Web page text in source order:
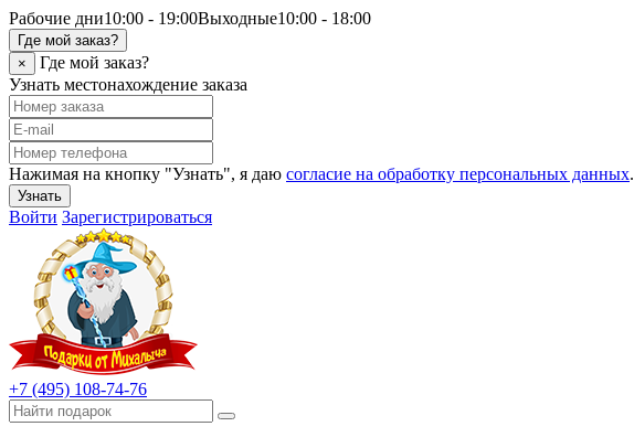
Рабочие дни10:00 - 19:00Выходные10:00 - 18:00
Где мой заказ?
×
Где мой заказ?
Узнать местонахождение заказа
Нажимая на кнопку "Узнать", я даю согласие на обработку персональных данных.
Узнать
Войти Зарегистрироваться
+7 (495) 108-74-76